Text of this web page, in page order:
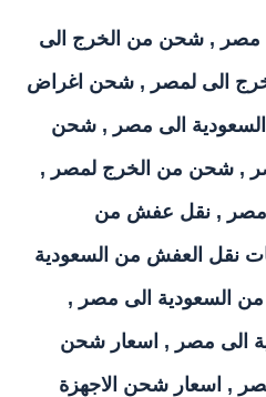
مصر , شحن من الخرج الى
الى لمصر , شحن اغراض
الى مصر , شحن
, شحن من الخرج لمصر ,
, نقل عفش من
نقل العفش من السعودية
السعودية الى مصر ,
الى مصر , اسعار شحن
, اسعار شحن الاجهزة